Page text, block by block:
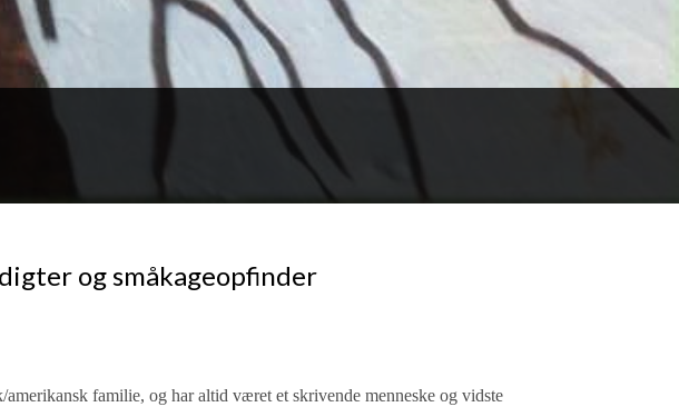
og småkageopfinder
familie, og har altid været et skrivende menneske og vidste